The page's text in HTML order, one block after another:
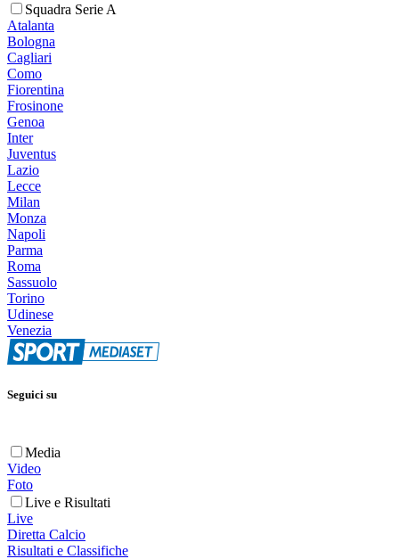
Squadra Serie A
Atalanta
Bologna
Cagliari
Como
Fiorentina
Frosinone
Genoa
Inter
Juventus
Lazio
Lecce
Milan
Monza
Napoli
Parma
Roma
Sassuolo
Torino
Udinese
Venezia
Seguici su
Media
Video
Foto
Live e Risultati
Live
Diretta Calcio
Risultati e Classifiche